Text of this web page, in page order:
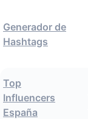
Generador de
Hashtags
Top
Influencers
España